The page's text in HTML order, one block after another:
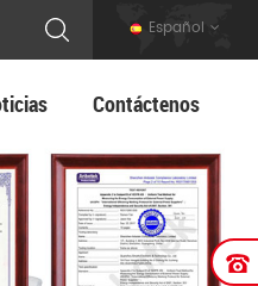
Español
Contáctenos